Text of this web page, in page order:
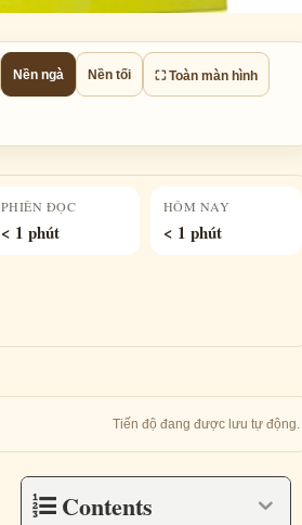
Nền ngà Nền tối ⛶ Toàn màn hình
PHIÊN ĐỌC
< 1 phút
HÔM NAY
< 1 phút
Tiến độ đang được lưu tự động.
Contents